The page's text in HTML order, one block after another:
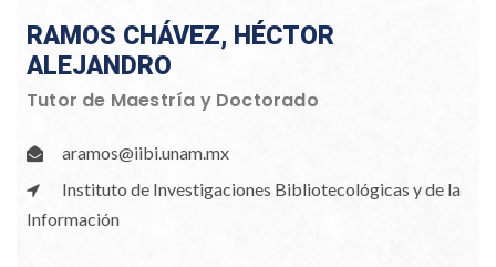
RAMOS CHÁVEZ, HÉCTOR
ALEJANDRO
Tutor de Maestría y Doctorado
aramos@iibi.unam.mx
Instituto de Investigaciones Bibliotecológicas y de la
Información